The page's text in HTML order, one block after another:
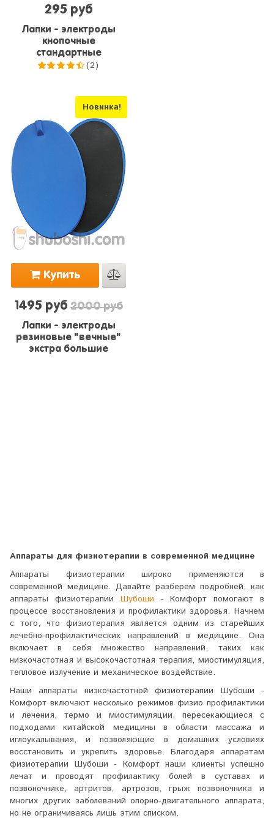
295 руб
Лапки - электроды
кнопочные
стандартные
(2)
Новинка!
Купить
1495 руб2000 руб
Лапки - электроды
резиновые "вечные"
экстра большие
Аппараты для физиотерапии в современной медицине
Аппараты физиотерапии широко применяются в
современной медицине. Давайте разберем подробней, как
аппараты физиотерапии Шубоши - Комфорт помогают в
процессе восстановления и профилактики здоровья. Начнем
с того, что физиотерапия является одним из старейших
лечебно-профилактических направлений в медицине. Она
включает в себя множество направлений, таких как
низкочастотная и высокочастотная терапия, миостимуляция,
тепловое излучение и механическое воздействие.
Наши аппараты низкочастотной физиотерапии Шубоши -
Комфорт включают несколько режимов физио профилактики
и лечения, термо и миостимуляции, пересекающиеся с
подходами китайской медицины в области массажа и
иглоукалывания, и позволяющие в домашних условиях
восстановить и укрепить здоровье. Благодаря аппаратам
физиотерапии Шубоши - Комфорт наши клиенты успешно
лечат и проводят профилактику болей в суставах и
позвоночнике, артритов, артрозов, грыж позвоночника и
многих других заболеваний опорно-двигательного аппарата,
но не ограничиваясь лишь этим списком.